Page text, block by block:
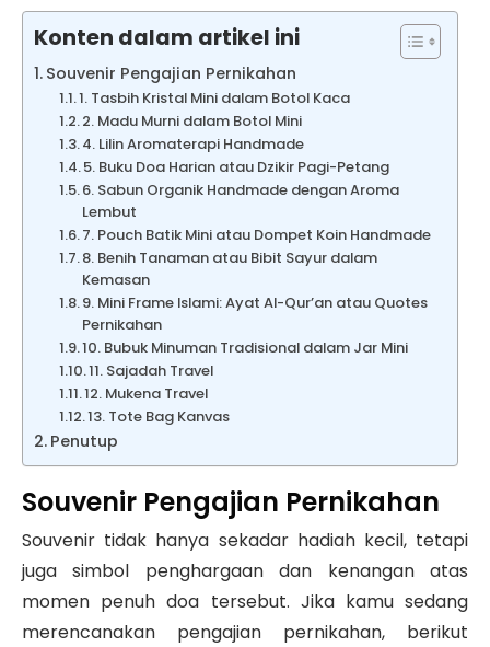
Konten dalam artikel ini
Souvenir Pengajian Pernikahan
1. Tasbih Kristal Mini dalam Botol Kaca
2. Madu Murni dalam Botol Mini
4. Lilin Aromaterapi Handmade
5. Buku Doa Harian atau Dzikir Pagi-Petang
6. Sabun Organik Handmade dengan Aroma
Lembut
7. Pouch Batik Mini atau Dompet Koin Handmade
8. Benih Tanaman atau Bibit Sayur dalam
Kemasan
9. Mini Frame Islami: Ayat Al-Qur’an atau Quotes
Pernikahan
10. Bubuk Minuman Tradisional dalam Jar Mini
11. Sajadah Travel
12. Mukena Travel
13. Tote Bag Kanvas
Penutup
Souvenir Pengajian Pernikahan
Souvenir tidak hanya sekadar hadiah kecil, tetapi
juga simbol penghargaan dan kenangan atas
momen penuh doa tersebut. Jika kamu sedang
merencanakan pengajian pernikahan, berikut